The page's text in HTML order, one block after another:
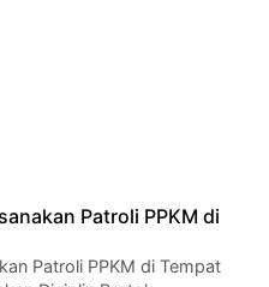
Patroli PPKM di
Patroli PPKM di Tempat